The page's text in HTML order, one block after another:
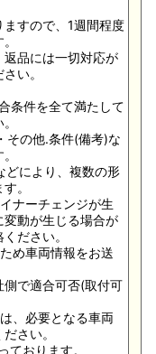
すので、1週間程度
返品には一切対応が
い。
条件を全て満たして
その他.条件(備考)な
どにより、複数の形
。
ナーチェンジが生
変動が生じる場合が
ださい。
め車両情報をお送
で適合可否(取付可
、必要となる車両
さい。
ております。